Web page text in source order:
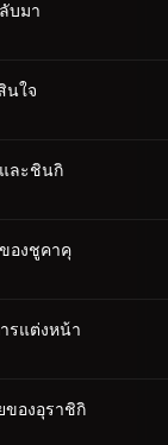
บมา
นใจ
ละชินกิ
องชูคาคุ
รแต่งหน้า
ของอุราชิกิ